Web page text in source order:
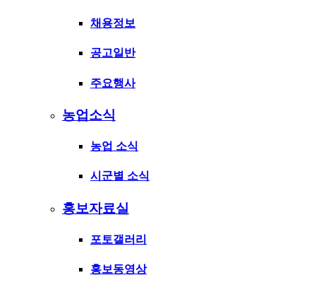
채용정보
공고일반
주요행사
농업소식
농업 소식
시군별 소식
홍보자료실
포토갤러리
홍보동영상